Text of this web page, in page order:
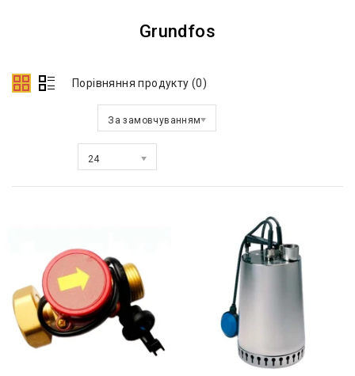
Grundfos
Порівняння продукту (0)
За замовчуванням
24